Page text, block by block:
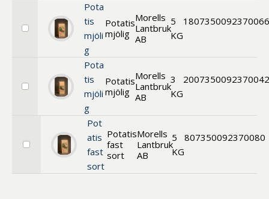
Välj
Pota
tis
mjöli
g
Potatis
mjölig
Morells
Lantbruk
AB
5
KG
1807350092370066
Välj
Pota
tis
mjöli
g
Potatis
mjölig
Morells
Lantbruk
AB
3
KG
2007350092370042
Välj
Pot
atis
fast
sort
Potatis
fast
sort
Morells
Lantbruk
AB
5
KG
807350092370080